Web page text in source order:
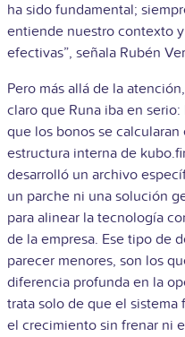
ha sido fundamental;
entiende nuestro contexto
efectivas”, señala Rubén
Pero más allá de la
claro que Runa iba en
que los bonos se
estructura interna de
desarrolló un archivo
un parche ni una solución
para alinear la tecnología
de la empresa. Ese tipo de
parecer menores, son los
diferencia profunda en la
trata solo de que el
el crecimiento sin frenar ni